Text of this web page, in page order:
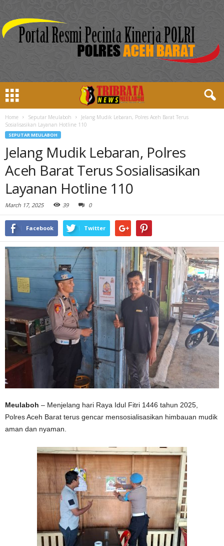
Home Seputar Meulaboh
Jelang Mudik Lebaran, Polres Aceh Barat Terus
Sosialisasikan Layanan Hotline 110
SEPUTAR MEULABOH
Jelang Mudik Lebaran, Polres
Aceh Barat Terus Sosialisasikan
Layanan Hotline 110
March 17, 2025 39 0
Facebook Twitter
Meulaboh – Menjelang hari Raya Idul Fitri 1446 tahun 2025,
Polres Aceh Barat terus gencar mensosialisasikan himbauan mudik
aman dan nyaman.